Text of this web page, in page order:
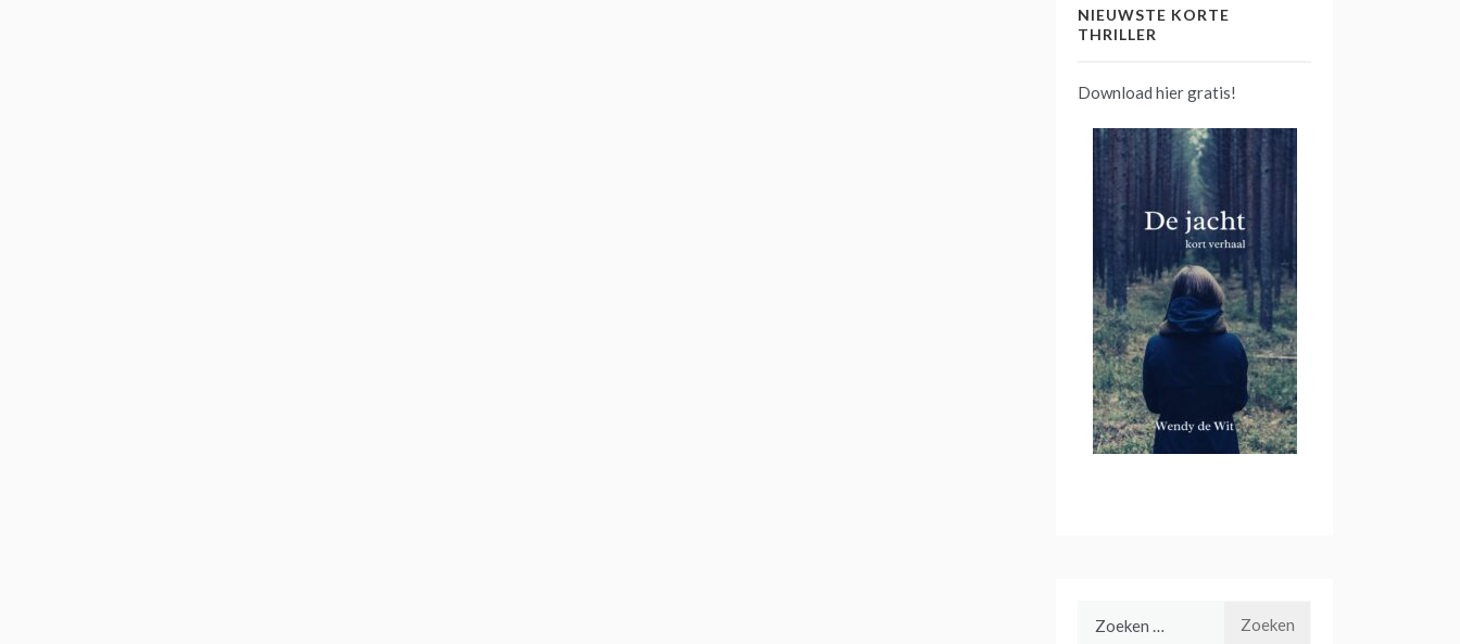
NIEUWSTE KORTE
THRILLER
Download hier gratis!